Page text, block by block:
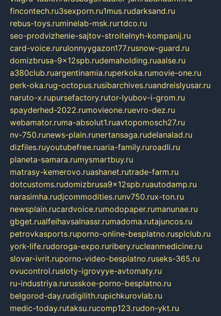
fincontech.ru3sexporn.ru1mus.rudarksand.ru
rebus-toys.ruminelab-msk.rurtdco.ru
seo-prodvizhenie-sajtov-stroitelnyh-kompanij.ru
card-voice.rurulonnyygazon177.rusnow-guard.ru
domizbrusa-9x12spb.rudemaholding.ruaalse.ru
a380club.ruargentinamia.ruperkoka.rumovie-one.ru
perk-oka.rug-octopus.rusibarchives.ruandreislyusar.ru
naruto-x.rupursefactory.rutor-lyubov-i-grom.ru
spayderhed-2022.rumovieone.ruevro-dez.ru
webamator.ruma-absolut1.ruavtopomosch27.ru
nv-750.runews-plain.runertansaga.rudelanalad.ru
dizfiles.ruyoutubefree.ruaria-family.ruroadli.ru
planeta-samara.rumysmartbuy.ru
matrasy-kemerovo.ruashanet.rutrade-farm.ru
dotcustoms.rudomizbrusa9x12spb.ruautodamp.ru
narasimha.rudjcommodities.runv750.rux-ton.ru
newsplain.rucardvoice.rumodopaper.rumanunae.ru
gbget.rualfeihavsalnassr.rumadoma.rutajuncos.ru
petrovkasports.ruporno-online-besplatno.rusplclub.ru
york-life.rudoroga-expo.ruribery.rucleanmedicine.ru
slovar-ivrit.ruporno-video-besplatno.ruseks-365.ru
ovucontrol.rusloty-igrovyye-avtomaty.ru
ru-industriya.rurusskoe-porno-besplatno.ru
belgorod-day.rudigilith.rupichkurovlab.ru
medic-today.rutaksu.rucomp123.rudon-ykt.ru